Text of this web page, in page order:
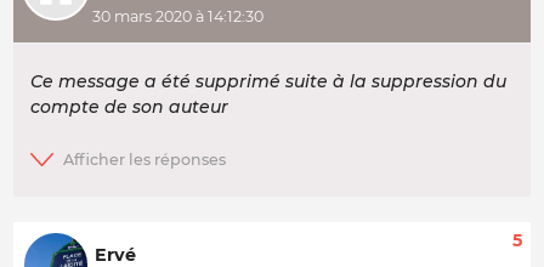
30 mars 2020 à 14:12:30
Ce message a été supprimé suite à la suppression du
compte de son auteur
Ervé
5